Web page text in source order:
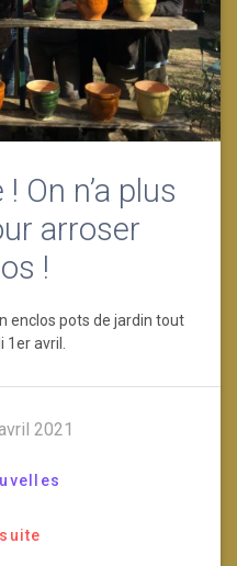
On n’a plus
arroser
!
enclos pots de jardin tout
1er avril.
2021